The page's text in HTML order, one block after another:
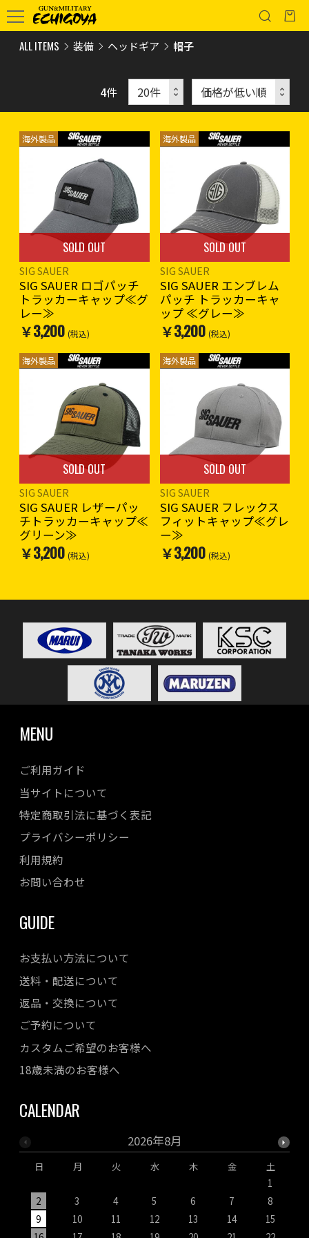
ALL ITEMS 装備 ヘッドギア 帽子
4件
海外製品
SOLD OUT
SIG SAUER
SIG SAUER ロゴパッチ
トラッカーキャップ≪グ
レー≫
￥3,200 (税込)
海外製品
SOLD OUT
SIG SAUER
SIG SAUER エンブレム
パッチ トラッカーキャ
ップ ≪グレー≫
￥3,200 (税込)
海外製品
SOLD OUT
SIG SAUER
SIG SAUER レザーパッ
チトラッカーキャップ≪
グリーン≫
￥3,200 (税込)
海外製品
SOLD OUT
SIG SAUER
SIG SAUER フレックス
フィットキャップ≪グレ
ー≫
￥3,200 (税込)
MENU
ご利用ガイド
当サイトについて
特定商取引法に基づく表記
プライバシーポリシー
利用規約
お問い合わせ
GUIDE
お支払い方法について
送料・配送について
返品・交換について
ご予約について
カスタムご希望のお客様へ
18歳未満のお客様へ
CALENDAR
2026年8月
日 月 火 水 木 金
土
1
2
3 4 5 6 7
8
9
10 11 12 13 14
15